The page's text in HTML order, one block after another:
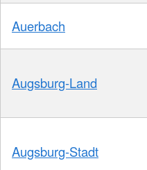
Auerbach
Augsburg-Land
Augsburg-Stadt